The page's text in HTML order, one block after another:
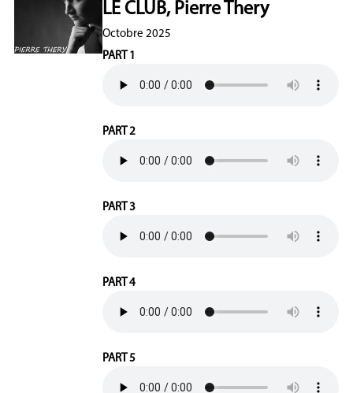
LE CLUB, Pierre Thery
Octobre 2025
PART 1
PART 2
PART 3
PART 4
PART 5